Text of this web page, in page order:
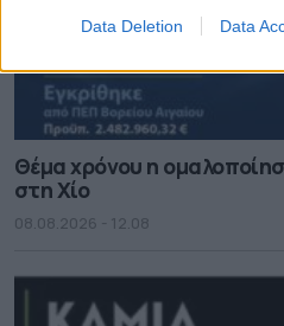
Data Deletion Data
Θέμα χρόνου η
στη Χίο
08.08.2026 - 12.08